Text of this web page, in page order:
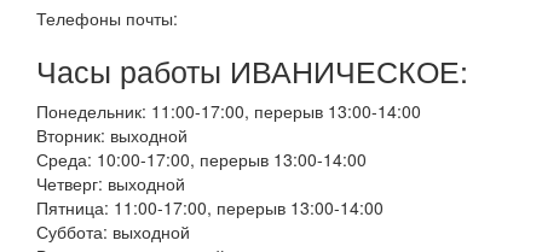
Телефоны почты:
Часы работы ИВАНИЧЕСКОЕ:
Понедельник: 11:00-17:00, перерыв 13:00-14:00
Вторник: выходной
Среда: 10:00-17:00, перерыв 13:00-14:00
Четверг: выходной
Пятница: 11:00-17:00, перерыв 13:00-14:00
Суббота: выходной